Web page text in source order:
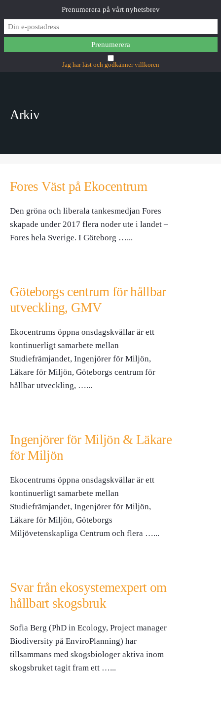
Arkiv
Fores Väst på Ekocentrum
Den gröna och liberala tankesmedjan Fores
skapade under 2017 flera noder ute i landet –
Fores hela Sverige. I Göteborg …...
Göteborgs centrum för hållbar
utveckling, GMV
Ekocentrums öppna onsdagskvällar är ett
kontinuerligt samarbete mellan
Studiefrämjandet, Ingenjörer för Miljön,
Läkare för Miljön, Göteborgs centrum för
hållbar utveckling, …...
Ingenjörer för Miljön & Läkare
för Miljön
Ekocentrums öppna onsdagskvällar är ett
kontinuerligt samarbete mellan
Studiefrämjandet, Ingenjörer för Miljön,
Läkare för Miljön, Göteborgs
Miljövetenskapliga Centrum och flera …...
Svar från ekosystemexpert om
hållbart skogsbruk
Sofia Berg (PhD in Ecology, Project manager
Biodiversity på EnviroPlanning) har
tillsammans med skogsbiologer aktiva inom
skogsbruket tagit fram ett …...
Prenumerera på vårt nyhetsbrev
Jag har läst och godkänner villkoren